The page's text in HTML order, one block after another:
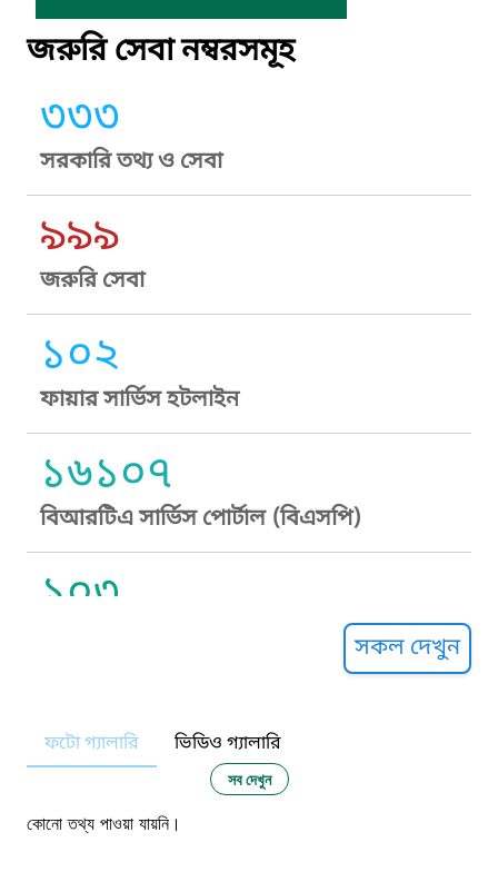
জরুরি সেবা নম্বরসমূহ
৩৩৩
সরকারি তথ্য ও সেবা
৯৯৯
জরুরি সেবা
১০২
ফায়ার সার্ভিস হটলাইন
১৬১০৭
বিআরটিএ সার্ভিস পোর্টাল (বিএসপি)
১০৩
নারী ও শিশু নির্যাতন প্রতিরোধ
১০৬
সকল দেখুন
ফটো গ্যালারি ভিডিও গ্যালারি
সব দেখুন
কোনো তথ্য পাওয়া যায়নি।